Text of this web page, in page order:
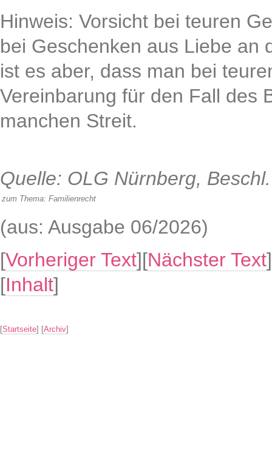
Hinweis: Vorsicht bei teuren
bei Geschenken aus Liebe an
ist es aber, dass man bei
Vereinbarung für den Fall des
manchen Streit.
Quelle: OLG Nürnberg,
zum Thema: Familienrecht
(aus: Ausgabe 06/2026)
[Vorheriger Text][Nächster Text]
[Inhalt]
[Startseite] [Archiv]